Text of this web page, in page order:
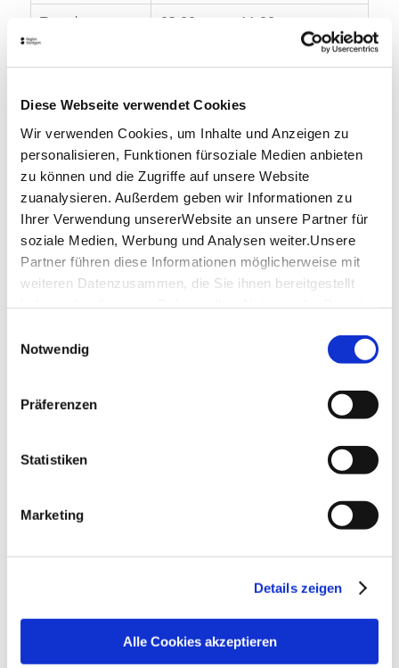
Diese Webseite verwendet Cookies
Wir verwenden Cookies, um Inhalte und Anzeigen zu
personalisieren, Funktionen fürsoziale Medien anbieten
zu können und die Zugriffe auf unsere Website
zuanalysieren. Außerdem geben wir Informationen zu
Ihrer Verwendung unsererWebsite an unsere Partner für
soziale Medien, Werbung und Analysen weiter.Unsere
Partner führen diese Informationen möglicherweise mit
weiteren Datenzusammen, die Sie ihnen bereitgestellt
Impressum
Notwendig
Präferenzen
Statistiken
Marketing
Details zeigen
Alle Cookies akzeptieren
Tuesday
03:00 p.m. - 11:00 p.m.
Thursday
03:00 p.m. - 11:00 p.m.
Friday
03:00 p.m. - 11:00 p.m.
Saturday
12:00 p.m. - 03:00 p.m.
05:30 p.m. - 11:00 p.m.
Sunday
-
opening hours by Google
Location & Contact
Weinhaus Stetter
Website:
Verkehrs- und Tarifverbund Stuttgart GmbH